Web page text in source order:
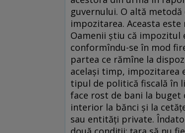
guvernului. O altă
impozitarea. Aceasta
Oamenii ştiu că
conformîndu-se în mod
partea ce rămîne la
acelaşi timp, impozitarea
tipul de politică fiscală în
face rost de bani la
interior la bănci şi la
sau entităţi private.